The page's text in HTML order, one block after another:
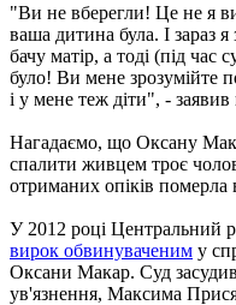
"Ви не вберегли! Це не я
ваша дитина була. І зараз
бачу матір, а тоді (під час
було! Ви мене зрозумійте
і у мене теж діти", -
Нагадаємо, що Оксану
спалити живцем троє
отриманих опіків померла
У 2012 році Центральний
вирок обвинуваченим у
Оксани Макар. Суд
ув'язнення, Максима